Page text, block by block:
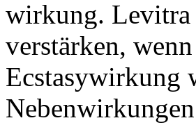
wirkung.
verstärken,
Ecstasywirkung